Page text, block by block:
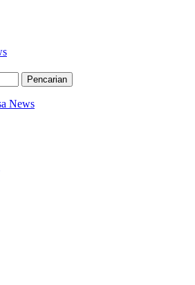
Pencarian